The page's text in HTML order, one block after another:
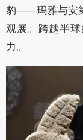
豹——玛雅与安
观展。跨越半
力。